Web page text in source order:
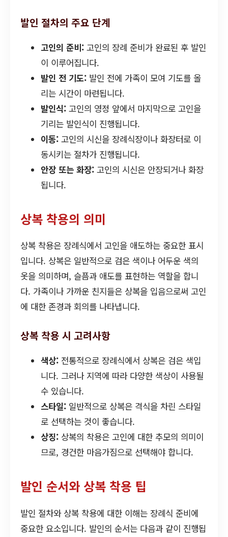
발인 절차의 주요 단계
고인의 준비: 고인의 장례 준비가 완료된 후 발인
이 이루어집니다.
발인 전 기도: 발인 전에 가족이 모여 기도를 올
리는 시간이 마련됩니다.
발인식: 고인의 영정 앞에서 마지막으로 고인을
기리는 발인식이 진행됩니다.
이동: 고인의 시신을 장례식장이나 화장터로 이
동시키는 절차가 진행됩니다.
안장 또는 화장: 고인의 시신은 안장되거나 화장
됩니다.
상복 착용의 의미
상복 착용은 장례식에서 고인을 애도하는 중요한 표시
입니다. 상복은 일반적으로 검은 색이나 어두운 색의
옷을 의미하며, 슬픔과 애도를 표현하는 역할을 합니
다. 가족이나 가까운 친지들은 상복을 입음으로써 고인
에 대한 존경과 회의를 나타냅니다.
상복 착용 시 고려사항
색상: 전통적으로 장례식에서 상복은 검은 색입
니다. 그러나 지역에 따라 다양한 색상이 사용될
수 있습니다.
스타일: 일반적으로 상복은 격식을 차린 스타일
로 선택하는 것이 좋습니다.
상징: 상복의 착용은 고인에 대한 추모의 의미이
므로, 경건한 마음가짐으로 선택해야 합니다.
발인 순서와 상복 착용 팁
발인 절차와 상복 착용에 대한 이해는 장례식 준비에
중요한 요소입니다. 발인의 순서는 다음과 같이 진행됩